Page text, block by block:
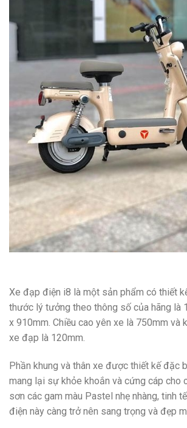
Xe đạp điện i8 là một sản phẩm có thiết
thước lý tưởng theo thông số của hãng là
x 910mm. Chiều cao yên xe là 750mm và
xe đạp là 120mm.
Phần khung và thân xe được thiết kế đặc
mang lại sự khỏe khoắn và cứng cáp cho
sơn các gam màu Pastel nhẹ nhàng, tinh
điện này càng trở nên sang trọng và đẹp